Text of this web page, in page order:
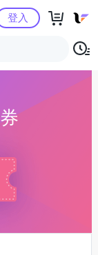
中心
登入